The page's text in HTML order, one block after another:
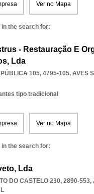
Ver no Mapa
in the search for:
- Restauração E
Lda
105, 4795-105, AVES
tipo tradicional
Ver no Mapa
in the search for:
Lda
DO CASTELO 230, 2890-553,